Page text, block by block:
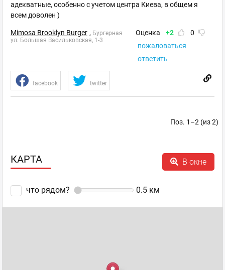
адекватные, особенно с учетом центра Киева, в общем я
всем доволен )
Mimosa Brooklyn Burger , Бургерная
ул. Большая Васильковская, 1-3
Оценка +2
0
пожаловаться
ответить
facebook twitter
Поз. 1–2 (из 2)
КАРТА В окне
что рядом? 0.5 км